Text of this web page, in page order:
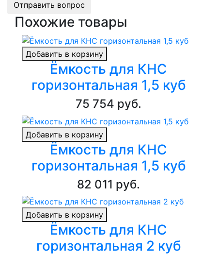
Отправить вопрос
Похожие товары
Добавить в корзину
Ёмкость для КНС
горизонтальная 1,5 куб
75 754 руб.
Добавить в корзину
Ёмкость для КНС
горизонтальная 1,5 куб
82 011 руб.
Добавить в корзину
Ёмкость для КНС
горизонтальная 2 куб